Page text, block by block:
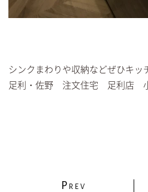
シンクまわりや収納などぜひキッ
足利・佐野 注文住宅 足利店
P REV